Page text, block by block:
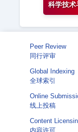
科学技术
Peer Review
同行评审
Global Indexing
全球索引
Online
线上投稿
Content
内容许可